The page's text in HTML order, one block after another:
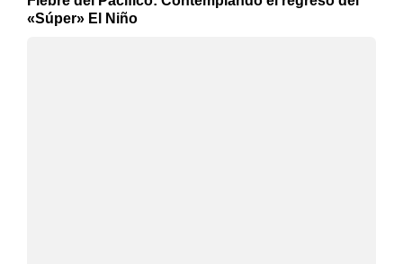
«Súper» El Niño